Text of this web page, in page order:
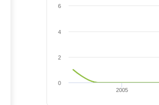
2005
0
2
4
6